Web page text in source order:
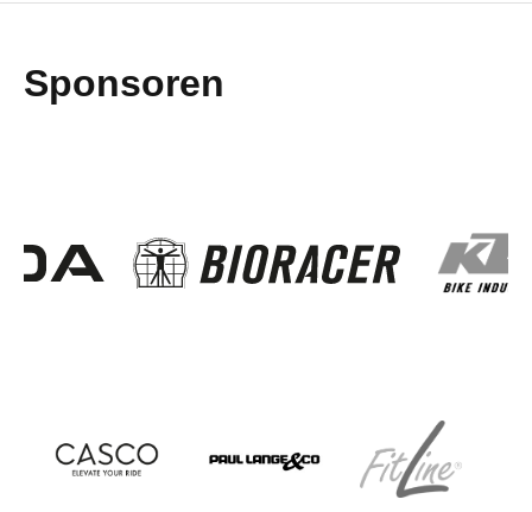
Sponsoren